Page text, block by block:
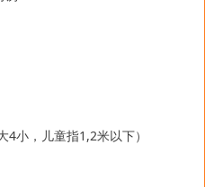
4小，儿童指1,2米以下）